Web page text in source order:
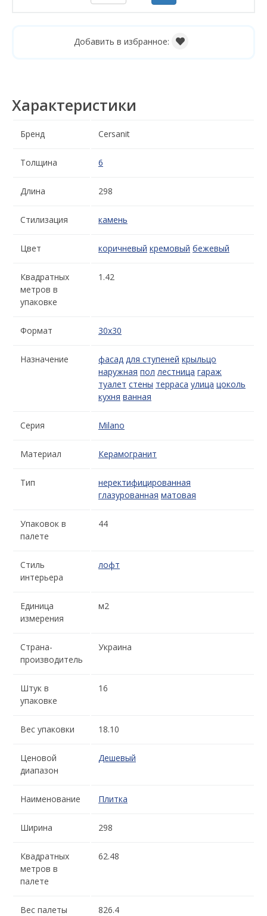
Добавить в избранное:
Характеристики
Бренд Cersanit
Толщина 6
Длина 298
Стилизация камень
Цвет коричневый кремовый бежевый
Квадратных
метров в
упаковке
1.42
Формат 30x30
Назначение фасад для ступеней крыльцо
наружная пол лестница гараж
туалет стены терраса улица цоколь
кухня ванная
Серия Milano
Материал Керамогранит
Тип
неректифицированная
глазурованная матовая
Упаковок в
палете
44
Стиль
интерьера
лофт
Единица
измерения
м2
Страна-
производитель
Украина
Штук в
упаковке
16
Вес упаковки 18.10
Ценовой
диапазон
Дешевый
Наименование Плитка
Ширина 298
Квадратных
метров в
палете
62.48
Вес палеты 826.4